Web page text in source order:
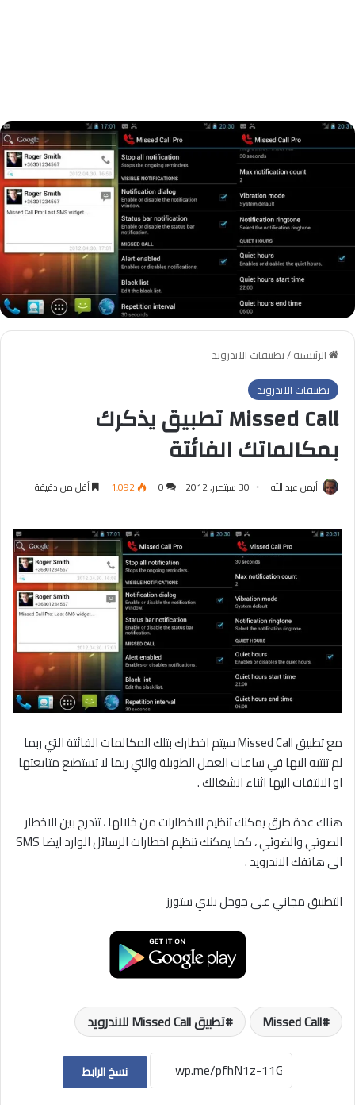
الرئيسية/تطبيقات الاندرويد
تطبيقات الاندرويد
Missed Call تطبيق يذكرك
بمكالماتك الفائتة
أيمن عبد الله 30 سبتمبر, 2012 0 1٬092 أقل من دقيقة
مع تطبيق Missed Call سيتم اخطارك بتلك المكالمات الفائتة التي ربما
لم تنتبه اليها في ساعات العمل الطويلة والتي ربما لا تستطيع متابعتها
او الالتفات اليها اثناء انشغالك .
هناك عدة طرق يمكنك تنظيم الاخطارات من خلالها ، تتدرج بين الاخطار
الصوتي والضوئي ، كما يمكنك تنظيم اخطارات الرسائل الوارد ايضا SMS
الى هاتفك الاندرويد .
التطبيق مجاني على جوجل بلاي ستورز
Missed Call تطبيق Missed Call للاندرويد
نسخ الرابط